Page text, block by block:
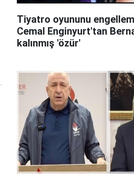
Tiyatro oyununu
Cemal Enginyurt'tan
kalınmış 'özür'